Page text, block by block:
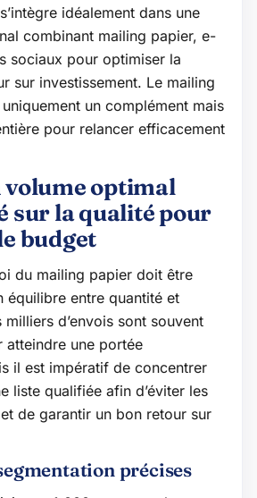
idéalement dans une
combinant mailing papier, e-
sociaux pour optimiser la
sur investissement. Le mailing
uniquement un complément mais
pour relancer efficacement
optimal
sur la qualité pour
budget
du mailing papier doit être
équilibre entre quantité et
d’envois sont souvent
atteindre une portée
il est impératif de concentrer
liste qualifiée afin d’éviter les
de garantir un bon retour sur
précises